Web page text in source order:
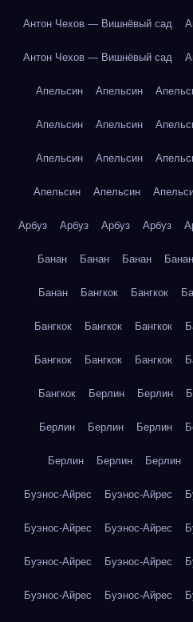
Антон Чехов — Вишнёвый сад
Антон Чехов — Вишнёвый сад
Апельсин Апельсин
Апельсин Апельсин
Апельсин Апельсин
Апельсин Апельсин
Арбуз Арбуз Арбуз Арбуз
Банан Банан Банан Банан
Банан Бангкок Бангкок
Бангкок Бангкок Бангкок
Бангкок Бангкок Бангкок
Бангкок Берлин Берлин
Берлин Берлин Берлин
Берлин Берлин Берлин
Буэнос-Айрес Буэнос-Айрес
Буэнос-Айрес Буэнос-Айрес
Буэнос-Айрес Буэнос-Айрес
Буэнос-Айрес Буэнос-Айрес